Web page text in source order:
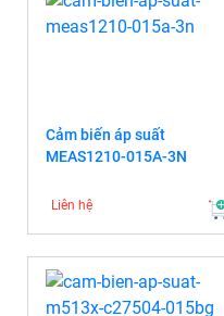
Cảm biến áp suất
MEAS1210-015A-3N
Liên hệ